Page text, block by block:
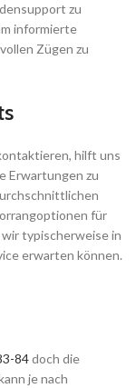
zu
informierte
Zügen zu
hilft uns
Erwartungen zu
für
typischerweise in
erwarten können.
84doch die
je nach